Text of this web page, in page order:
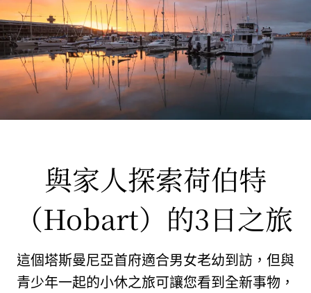
與家人探索荷伯特
（Hobart） 的3日之旅
這個塔斯曼尼亞首府適合男女老幼到訪，但與
青少年一起的小休之旅可讓您看到全新事物，